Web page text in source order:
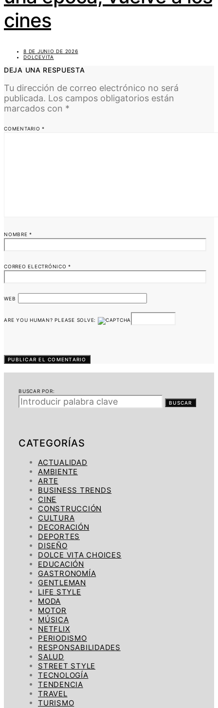
cines
8 DE JUNIO DE 2026
DOLCEVITA
DEJA UNA RESPUESTA
Tu dirección de correo electrónico no será
publicada. Los campos obligatorios están
marcados con *
COMENTARIO*
NOMBRE*
CORREO ELECTRÓNICO*
WEB
ARE YOU HUMAN? PLEASE SOLVE:
BUSCAR POR:
BUSCAR
CATEGORÍAS
ACTUALIDAD
AMBIENTE
ARTE
BUSINESS TRENDS
CINE
CONSTRUCCIÓN
CULTURA
DECORACIÓN
DEPORTES
DISEÑO
DOLCE VITA CHOICES
EDUCACIÓN
GASTRONOMÍA
GENTLEMAN
LIFE STYLE
MODA
MOTOR
MÚSICA
NETFLIX
PERIODISMO
RESPONSABILIDADES
SALUD
STREET STYLE
TECNOLOGÍA
TENDENCIA
TRAVEL
TURISMO